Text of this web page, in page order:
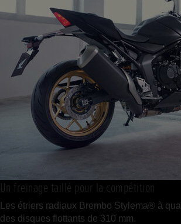
Un freinage taillé pour la compétition
Les étriers radiaux Brembo Stylema® à
des disques flottants de 310 mm.